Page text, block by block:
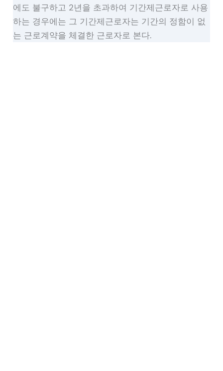
에도 불구하고 2년을 초과하여 기간제근로자로 사용
하는 경우에는 그 기간제근로자는 기간의 정함이 없
는 근로계약을 체결한 근로자로 본다.